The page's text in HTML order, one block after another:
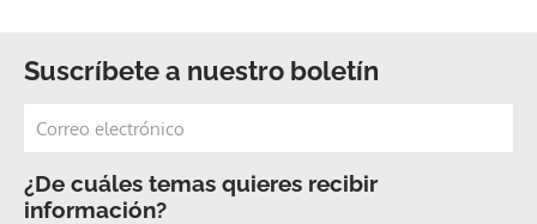
Suscríbete a nuestro boletín
¿De cuáles temas quieres recibir
información?